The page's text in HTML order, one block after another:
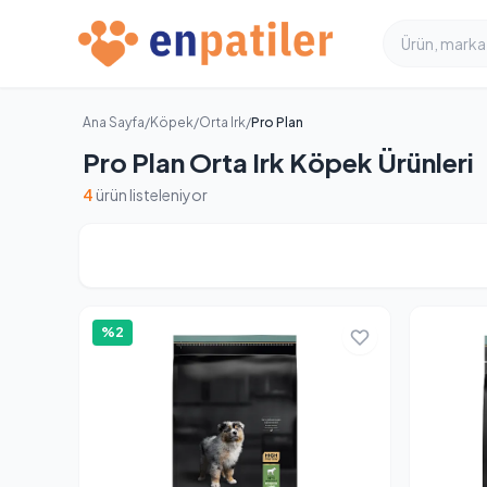
Ana Sayfa/Köpek/Orta Irk/Pro Plan
Pro Plan Orta Irk Köpek Ürünleri
4 ürün listeleniyor
%2